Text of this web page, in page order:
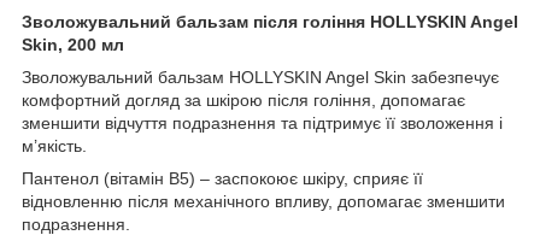
Зволожувальний бальзам після гоління HOLLYSKIN Angel
Skin, 200 мл
Зволожувальний бальзам HOLLYSKIN Angel Skin забезпечує
комфортний догляд за шкірою після гоління, допомагає
зменшити відчуття подразнення та підтримує її зволоження і
м’якість.
Пантенол (вітамін В5) – заспокоює шкіру, сприяє її
відновленню після механічного впливу, допомагає зменшити
подразнення.